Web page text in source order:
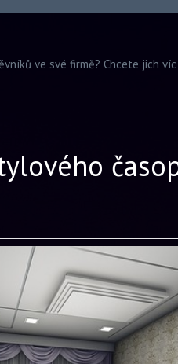
ve své firmě? Chcete jich